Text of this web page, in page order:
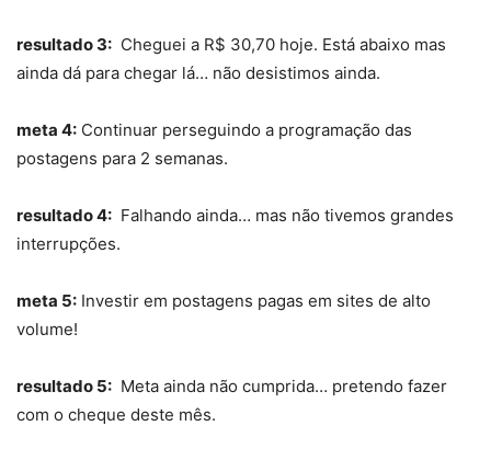
resultado 3: Cheguei a R$ 30,70 hoje. Está abaixo mas
ainda dá para chegar lá… não desistimos ainda.
meta 4: Continuar perseguindo a programação das
postagens para 2 semanas.
resultado 4: Falhando ainda… mas não tivemos grandes
interrupções.
meta 5: Investir em postagens pagas em sites de alto
volume!
resultado 5: Meta ainda não cumprida… pretendo fazer
com o cheque deste mês.